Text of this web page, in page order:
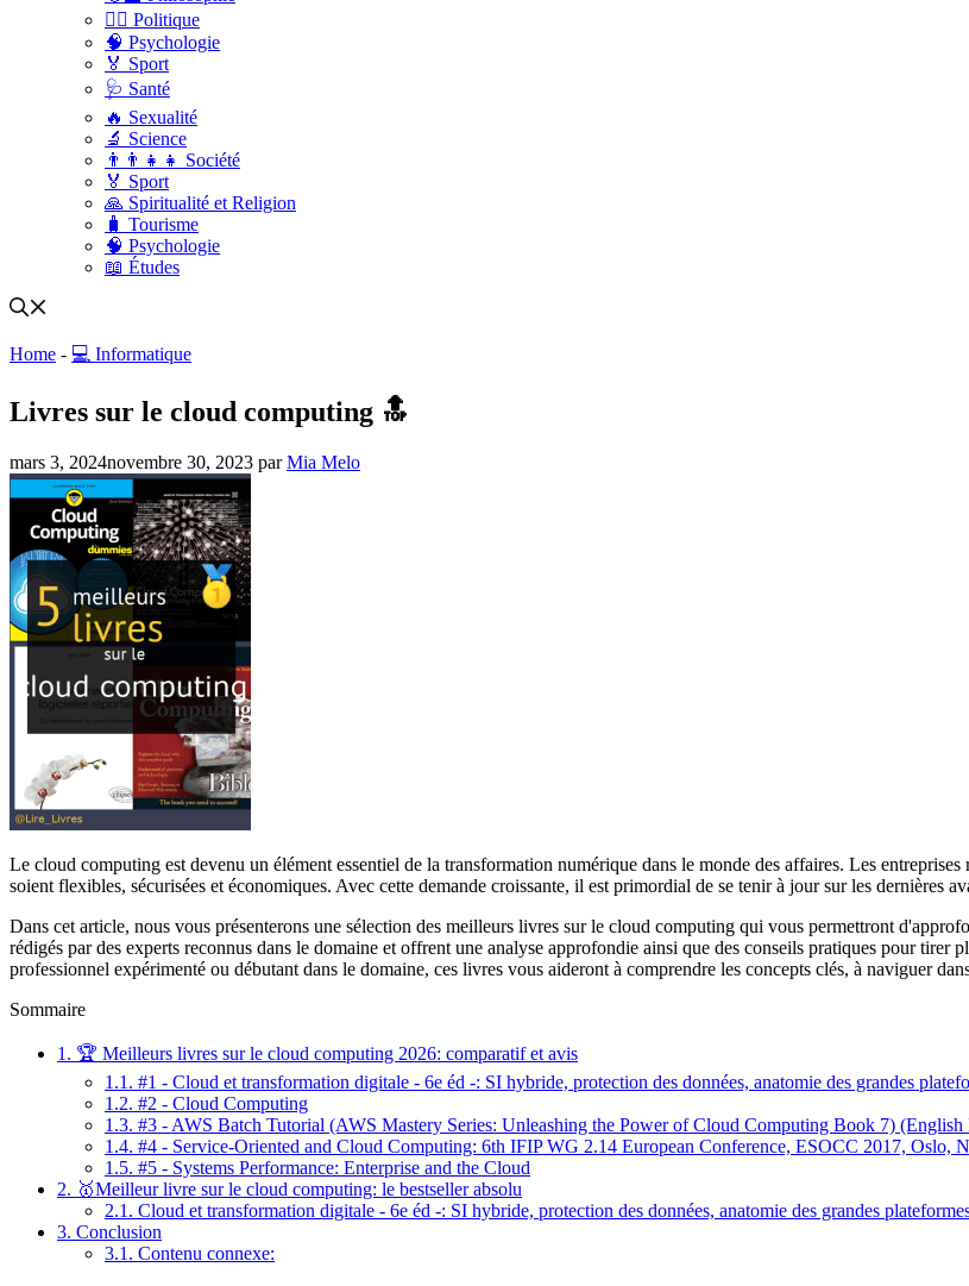
👨‍⚖️ Politique
🧠 Psychologie
🏅 Sport
🩺 Santé
🔥 Sexualité
🔬 Science
👨‍👨‍👧‍👧 Société
🏅 Sport
🙏 Spiritualité et Religion
🧳 Tourisme
🧠 Psychologie
📖 Études
Home - 💻 Informatique
Livres sur le cloud computing 🔝
mars 3, 2024novembre 30, 2023 parMia Melo
Le cloud computing est devenu un élément essentiel de la transformation numérique dans le monde des affaires. Les
soient flexibles, sécurisées et économiques. Avec cette demande croissante, il est primordial de se tenir à jour sur les dernières
Dans cet article, nous vous présenterons une sélection des meilleurs livres sur le cloud computing qui vous permettront
rédigés par des experts reconnus dans le domaine et offrent une analyse approfondie ainsi que des conseils pratiques pour
professionnel expérimenté ou débutant dans le domaine, ces livres vous aideront à comprendre les concepts clés, à naviguer
Sommaire
1. 🏆 Meilleurs livres sur le cloud computing 2026: comparatif et avis
1.1. #1 - Cloud et transformation digitale - 6e éd -: SI hybride, protection des données, anatomie des grandes
1.2. #2 - Cloud Computing
1.3. #3 - AWS Batch Tutorial (AWS Mastery Series: Unleashing the Power of Cloud Computing Book 7)
1.4. #4 - Service-Oriented and Cloud Computing: 6th IFIP WG 2.14 European Conference, ESOCC 2017, Oslo,
1.5. #5 - Systems Performance: Enterprise and the Cloud
2. 🥇Meilleur livre sur le cloud computing: le bestseller absolu
2.1. Cloud et transformation digitale - 6e éd -: SI hybride, protection des données, anatomie des grandes
3. Conclusion
3.1. Contenu connexe: